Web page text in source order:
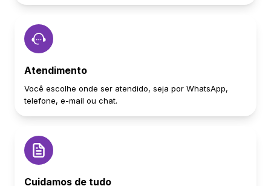
Atendimento
Você escolhe onde ser atendido, seja por WhatsApp,
telefone, e-mail ou chat.
Cuidamos de tudo